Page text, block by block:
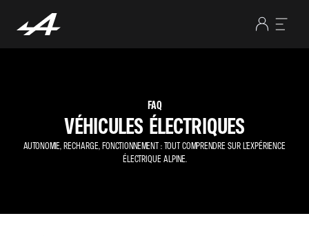
FAQ
VÉHICULES ÉLECTRIQUES
AUTONOMIE, RECHARGE, FONCTIONNEMENT : TOUT COMPRENDRE SUR L’EXPÉRIENCE
ÉLECTRIQUE ALPINE.